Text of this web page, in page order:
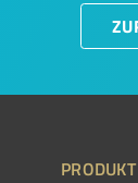
PRODUKT